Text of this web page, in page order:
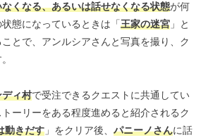
くなる、あるいは話せなくなる状態が何
態になっているときは「王家の迷宮 」と
とで、アンルシアさんと写真を撮り、ク
ィ村で受注できるクエストに共通してい
ーリーをある程度進めると紹介されるク
動きだす 」をクリア後、 パニーノさんに話